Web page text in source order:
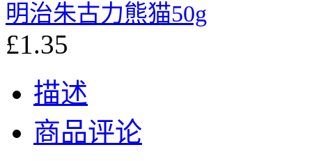
明治朱古力熊猫50g
£1.35
描述
商品评论